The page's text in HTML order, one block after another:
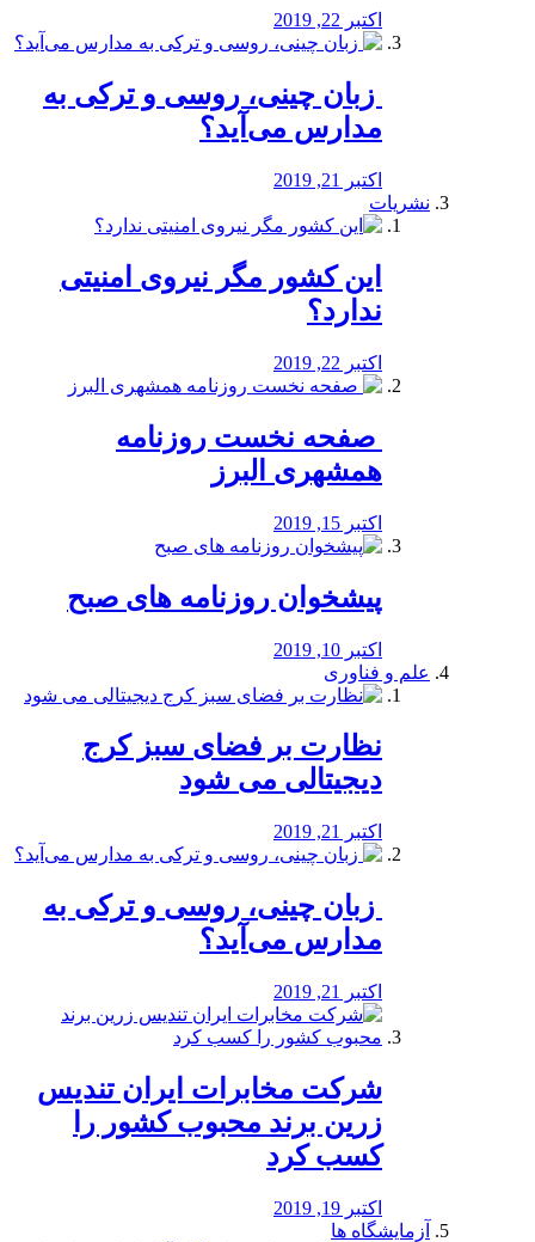
اکتبر 22, 2019
️ زبان چینی، روسی و ترکی به
مدارس می‌آید؟
اکتبر 21, 2019
نشریات
این کشور مگر نیروی امنیتی
ندارد؟
اکتبر 22, 2019
️ صفحه نخست روزنامه‌
همشهری البرز
اکتبر 15, 2019
پیشخوان روزنامه های صبح
اکتبر 10, 2019
علم و فناوری
نظارت بر فضای سبز کرج
دیجیتالی می شود
اکتبر 21, 2019
️ زبان چینی، روسی و ترکی به
مدارس می‌آید؟
اکتبر 21, 2019
شرکت مخابرات ایران تندیس
زرین برند محبوب کشور را
کسب کرد
اکتبر 19, 2019
آزمایشگاه ها